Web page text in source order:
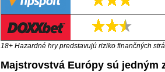
18+ Hazardné hry predstavujú riziko finančných
Majstrovstvá Európy sú